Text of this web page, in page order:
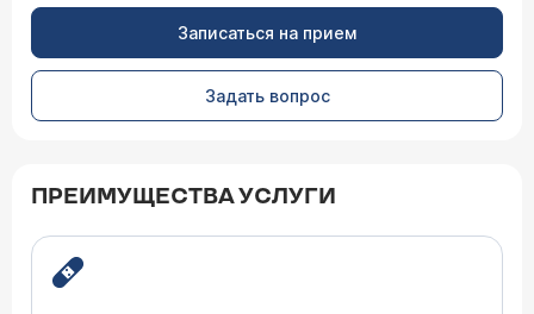
Записаться на прием
Задать вопрос
ПРЕИМУЩЕСТВА УСЛУГИ